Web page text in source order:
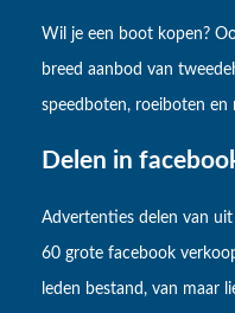
Wil je een boot kopen?
breed aanbod van
speedboten, roeiboten en
Delen in
Advertenties delen van
60 grote facebook
leden bestand, van maar